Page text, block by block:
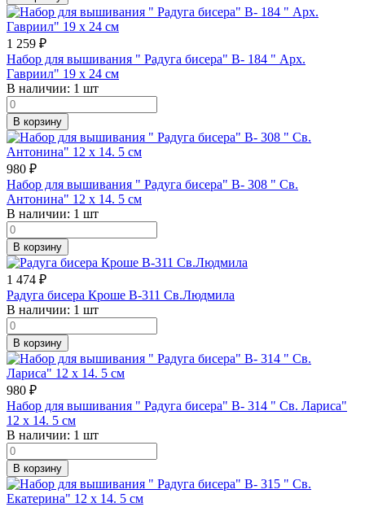
1 259 ₽
Набор для вышивания " Радуга бисера" В- 184 " Арх.
Гавриил" 19 х 24 см
В наличии: 1 шт
В корзину
980 ₽
Набор для вышивания " Радуга бисера" В- 308 " Св.
Антонина" 12 х 14. 5 см
В наличии: 1 шт
В корзину
1 474 ₽
Радуга бисера Кроше В-311 Св.Людмила
В наличии: 1 шт
В корзину
980 ₽
Набор для вышивания " Радуга бисера" В- 314 " Св. Лариса"
12 х 14. 5 см
В наличии: 1 шт
В корзину